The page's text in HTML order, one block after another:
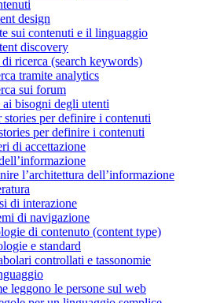
design
sui contenuti e il linguaggio
discovery
ricerca (search keywords)
tramite analytics
sui forum
bisogni degli utenti
stories per definire i contenuti
per definire i contenuti
di accettazione
l’architettura dell’informazione
di interazione
di navigazione
di contenuto (content type)
e standard
controllati e tassonomie
leggono le persone sul web